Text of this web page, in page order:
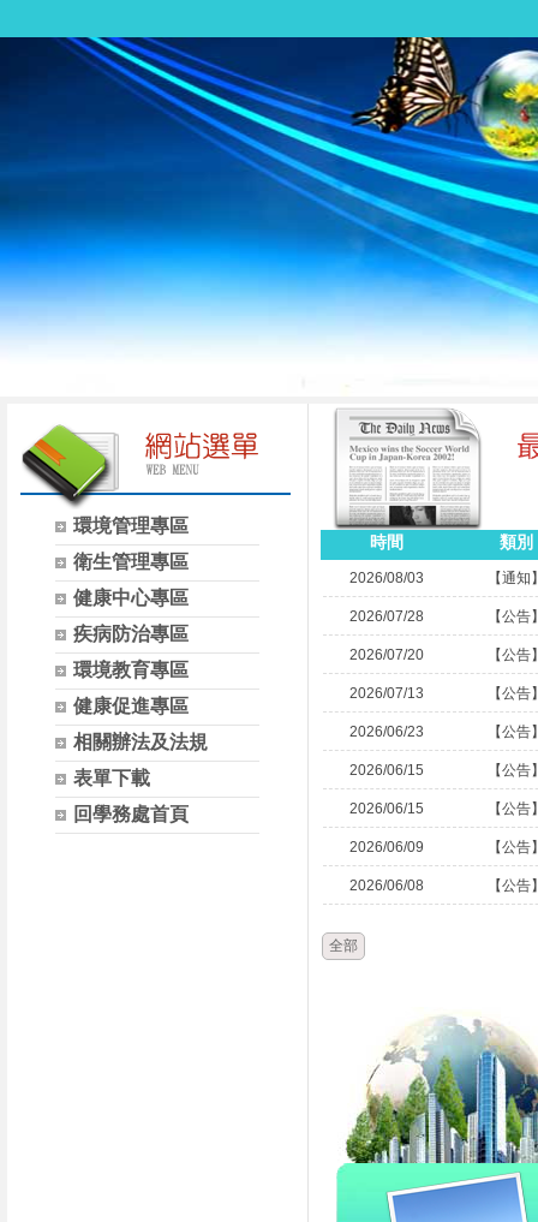
環境管理專區
衛生管理專區
健康中心專區
疾病防治專區
環境教育專區
健康促進專區
相關辦法及法規
表單下載
回學務處首頁
時間 類別
2026/08/03 【通知
2026/07/28 【公告
2026/07/20 【公告
2026/07/13 【公告
2026/06/23 【公告
2026/06/15 【公告
2026/06/15 【公告
2026/06/09 【公告
2026/06/08 【公告
全部